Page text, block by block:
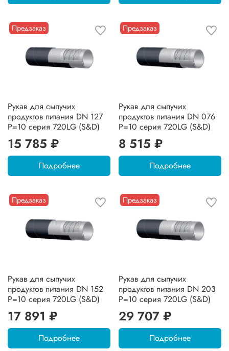
Предзаказ
Рукав для сыпучих
продуктов питания DN 127
P=10 серия 720LG (S&D)
15 785 ₽
Подробнее
Предзаказ
Рукав для сыпучих
продуктов питания DN 076
P=10 серия 720LG (S&D)
8 515 ₽
Подробнее
Предзаказ
Рукав для сыпучих
продуктов питания DN 152
P=10 серия 720LG (S&D)
17 891 ₽
Подробнее
Предзаказ
Рукав для сыпучих
продуктов питания DN 203
P=10 серия 720LG (S&D)
29 707 ₽
Подробнее